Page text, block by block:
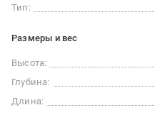
Тип:
Размеры и вес
Высота:
Глубина:
Длина: